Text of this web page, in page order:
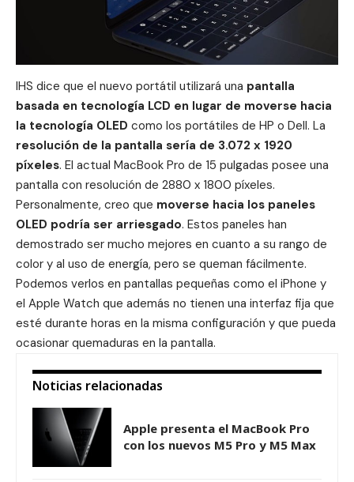
IHS dice que el nuevo portátil utilizará una pantalla
basada en tecnología LCD en lugar de moverse hacia
la tecnología OLED como los portátiles de HP o Dell. La
resolución de la pantalla sería de 3.072 x 1920
píxeles. El actual MacBook Pro de 15 pulgadas posee una
pantalla con resolución de 2880 x 1800 píxeles.
Personalmente, creo que moverse hacia los paneles
OLED podría ser arriesgado. Estos paneles han
demostrado ser mucho mejores en cuanto a su rango de
color y al uso de energía, pero se queman fácilmente.
Podemos verlos en pantallas pequeñas como el iPhone y
el Apple Watch que además no tienen una interfaz fija que
esté durante horas en la misma configuración y que pueda
ocasionar quemaduras en la pantalla.
Noticias relacionadas
Apple presenta el MacBook Pro
con los nuevos M5 Pro y M5 Max